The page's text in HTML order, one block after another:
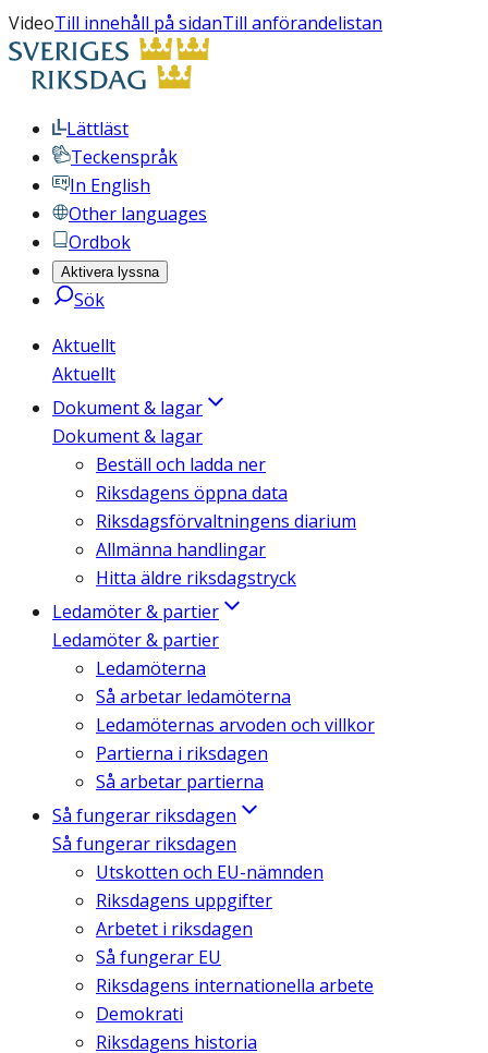
VideoTill innehåll på sidanTill anförandelistan
Lättläst
Teckenspråk
In English
Other languages
Ordbok
Aktivera lyssna
Sök
Aktuellt
Aktuellt
Dokument & lagar
Dokument & lagar
Beställ och ladda ner
Riksdagens öppna data
Riksdagsförvaltningens diarium
Allmänna handlingar
Hitta äldre riksdagstryck
Ledamöter & partier
Ledamöter & partier
Ledamöterna
Så arbetar ledamöterna
Ledamöternas arvoden och villkor
Partierna i riksdagen
Så arbetar partierna
Så fungerar riksdagen
Så fungerar riksdagen
Utskotten och EU-nämnden
Riksdagens uppgifter
Arbetet i riksdagen
Så fungerar EU
Riksdagens internationella arbete
Demokrati
Riksdagens historia